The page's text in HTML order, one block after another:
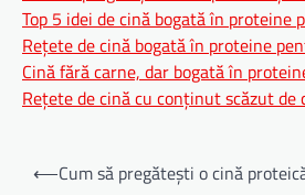
Top 5 idei de cină bogată în proteine
Rețete de cină bogată în proteine
Cină fără carne, dar bogată în
Rețete de cină cu conținut scăzut
Navigare
⟵Cum să pregătești o cină